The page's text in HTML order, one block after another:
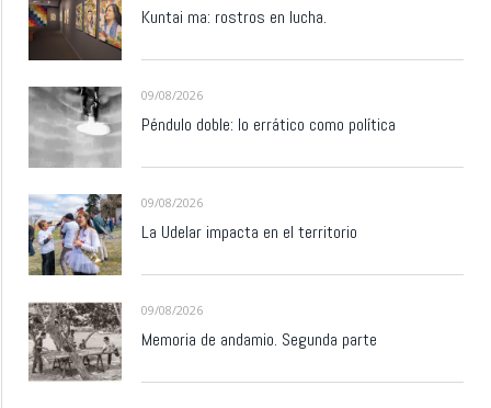
Kuntai ma: rostros en lucha.
09/08/2026
Péndulo doble: lo errático como política
09/08/2026
La Udelar impacta en el territorio
09/08/2026
Memoria de andamio. Segunda parte